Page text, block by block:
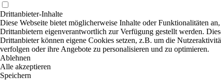
Drittanbieter-Inhalte
Diese Webseite bietet möglicherweise Inhalte oder Funktionalitäten
Drittanbietern eigenverantwortlich zur Verfügung gestellt werden.
Drittanbieter können eigene Cookies setzen, z.B. um die
verfolgen oder ihre Angebote zu personalisieren und zu optimieren.
Ablehnen
Alle akzeptieren
Speichern